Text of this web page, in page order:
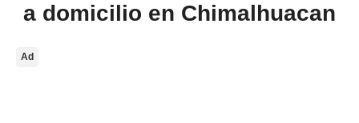
a domicilio en Chimalhuacan
Ad